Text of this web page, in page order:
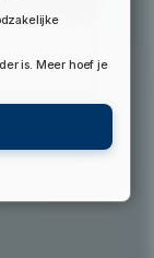
is. Meer hoef je